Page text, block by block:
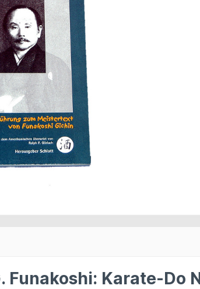
Karate-Do